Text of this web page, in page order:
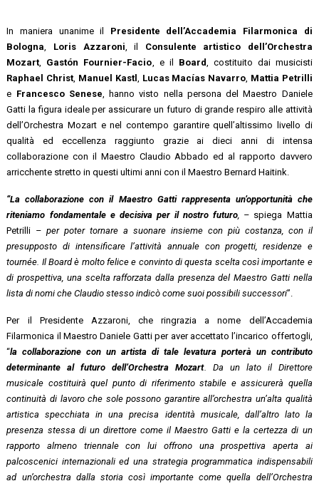
In maniera unanime il Presidente dell’Accademia Filarmonica di
Bologna
Loris Azzaroni , il Consulente artistico dell’Orchestra
Mozart
Gastón Fournier-Facio , e il Board
, costituito dai musicisti
Raphael Christ Manuel Kastl Lucas Macías Navarro Mattia Petrilli
e Francesco Senese , hanno visto nella persona del Maestro Daniele
Gatti la figura ideale per assicurare un futuro di grande respiro alle attività
dell’Orchestra Mozart e nel contempo garantire quell’altissimo livello di
qualità ed eccellenza raggiunto grazie ai dieci anni di intensa
collaborazione con il Maestro Claudio Abbado ed al rapporto davvero
arricchente stretto in questi ultimi anni con il Maestro Bernard Haitink.
“La collaborazione con il Maestro Gatti rappresenta un’opportunità che
riteniamo fondamentale e decisiva per il nostro futuro , – spiega Mattia
Petrilli – per poter tornare a suonare insieme con più costanza, con il
presupposto di intensificare l’attività annuale con progetti, residenze e
tournée. Il Board è molto felice e convinto di questa scelta così importante e
di prospettiva, una scelta rafforzata dalla presenza del Maestro Gatti nella
lista di nomi che Claudio stesso indicò come suoi possibili successori”.
Per il Presidente Azzaroni, che ringrazia a nome dell’Accademia
Filarmonica il Maestro Daniele Gatti per aver accettato l’incarico offertogli,
“la collaborazione con un artista di tale levatura porterà un contributo
determinante al futuro dell’Orchestra Mozart. Da un lato il Direttore
musicale costituirà quel punto di riferimento stabile e assicurerà quella
continuità di lavoro che sole possono garantire all’orchestra un’alta qualità
artistica specchiata in una precisa identità musicale, dall’altro lato la
presenza stessa di un direttore come il Maestro Gatti e la certezzadi un
rapporto almeno triennale con lui offrono una prospettiva aperta ai
palcoscenici internazionali ed una strategia programmatica indispensabili
ad un’orchestra dalla storia così importante come quella dell’Orchestra